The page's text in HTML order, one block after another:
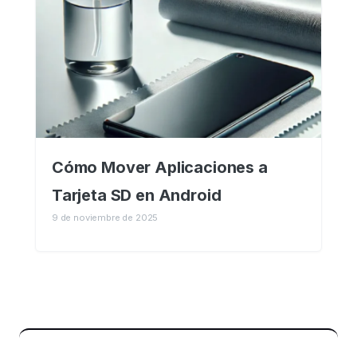
Cómo Mover Aplicaciones a
Tarjeta SD en Android
9 de noviembre de 2025